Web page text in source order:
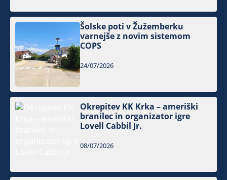
Šolske poti v Žužemberku
varnejše z novim sistemom
COPS
24/07/2026
Okrepitev KK Krka – ameriški
branilec in organizator igre
Lovell Cabbil Jr.
08/07/2026